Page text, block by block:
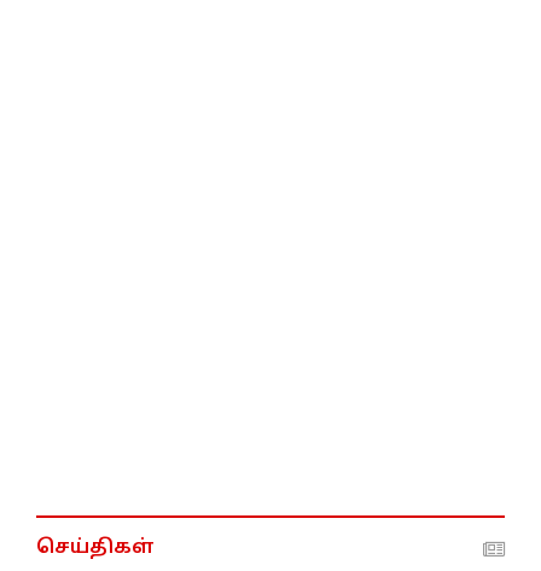
செய்திகள்